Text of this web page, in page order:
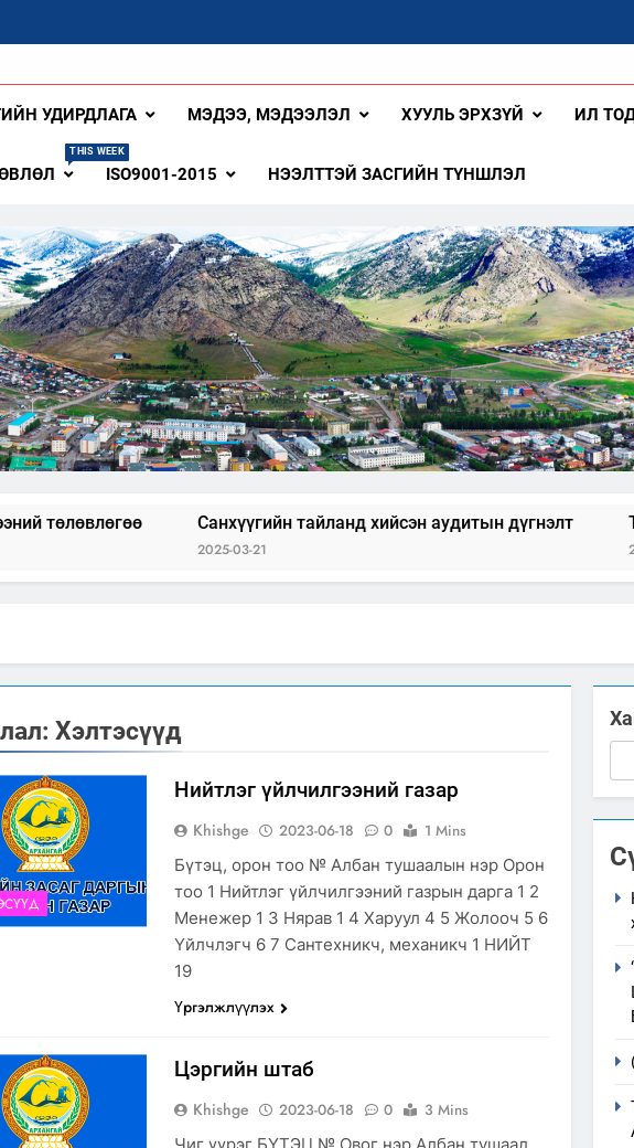
Аймаг
УДИРДЛАГА МЭДЭЭ, МЭДЭЭЛЭЛ ХУУЛЬ ЭРХЗҮЙ ИЛ
THIS WEEK
ISO9001-2015 НЭЭЛТТЭЙ ЗАСГИЙН ТҮНШЛЭЛ
Санхүүгийн тайланд хийсэн аудитын дүгнэлт ТӨРИЙН
Хэлтэсүүд
Нийтлэг үйлчилгээний газар
Khishge 2023-06-18 0
1 Mins
Бүтэц, орон тоо № Албан тушаалын нэр Орон
тоо 1 Нийтлэг үйлчилгээний газрын дарга 1 2
Менежер 1 3 Нярав 1 4 Харуул 4 5 Жолооч 5 6
Үйлчлэгч 6 7 Сантехникч, механикч 1 НИЙТ
19
Үргэлжлүүлэх
Цэргийн штаб
Khishge 2023-06-18 0
3 Mins